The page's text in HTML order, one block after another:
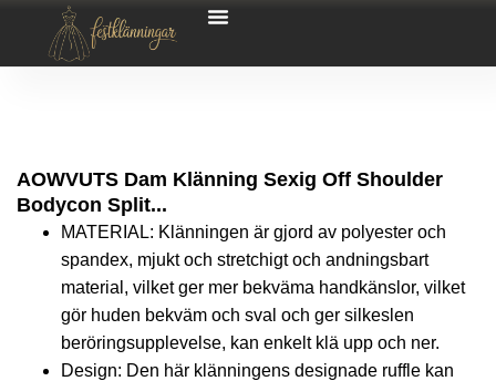
AOWVUTS Dam Klänning Sexig Off Shoulder
Bodycon Split...
MATERIAL: Klänningen är gjord av polyester och
spandex, mjukt och stretchigt och andningsbart
material, vilket ger mer bekväma handkänslor, vilket
gör huden bekväm och sval och ger silkeslen
beröringsupplevelse, kan enkelt klä upp och ner.
Design: Den här klänningens designade ruffle kan